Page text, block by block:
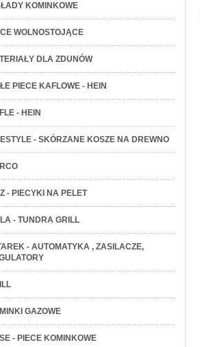
KOMINKOWE
WOLNOSTOJĄCE
DLA ZDUNÓW
PIECE KAFLOWE - HEIN
- HEIN
- SKÓRZANE KOSZE NA DREWNO
- PIECYKI NA PELET
- TUNDRA GRILL
- AUTOMATYKA , ZASILACZE,
GAZOWE
- PIECE KOMINKOWE